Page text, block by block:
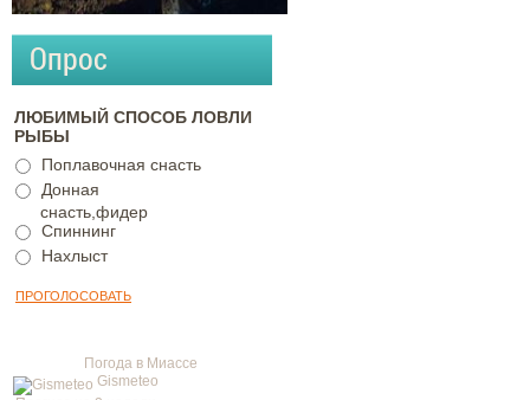
Опрос
ЛЮБИМЫЙ СПОСОБ ЛОВЛИ
РЫБЫ
Поплавочная снасть
Донная
снасть,фидер
Спиннинг
Нахлыст
Погода в Миассе
Gismeteo